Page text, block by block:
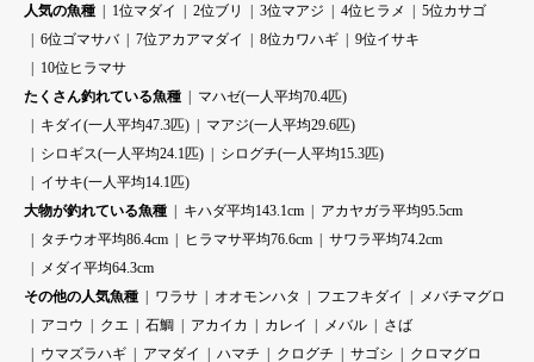
人気の魚種 1位マダイ 2位ブリ 3位マアジ 4位ヒラメ
5位カサゴ
6位ゴマサバ
7位アカアマダイ 8位カワハギ
9位イサキ
10位ヒラマサ
たくさん釣れている魚種
マハゼ(一人平均70.4匹)
キダイ(一人平均47.3匹)
マアジ(一人平均29.6匹)
シロギス(一人平均24.1匹)
シログチ(一人平均15.3匹)
イサキ(一人平均14.1匹)
大物が釣れている魚種
キハダ平均143.1cm
アカヤガラ平均95.5cm
タチウオ平均86.4cm
ヒラマサ平均76.6cm
サワラ平均74.2cm
メダイ平均64.3cm
その他の人気魚種
ワラサ オオモンハタ フエフキダイ
メバチマグロ
アコウ
クエ 石鯛 アカイカ カレイ メバル
さば
ウマズラハギ
アマダイ ハマチ クログチ サゴシ
クロマグロ